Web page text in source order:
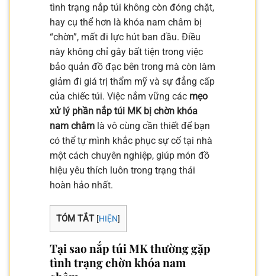
tình trạng nắp túi không còn đóng chặt,
hay cụ thể hơn là khóa nam châm bị
“chờn”, mất đi lực hút ban đầu. Điều
này không chỉ gây bất tiện trong việc
bảo quản đồ đạc bên trong mà còn làm
giảm đi giá trị thẩm mỹ và sự đẳng cấp
của chiếc túi. Việc nắm vững các mẹo
xử lý phần nắp túi MK bị chờn khóa
nam châm là vô cùng cần thiết để bạn
có thể tự mình khắc phục sự cố tại nhà
một cách chuyên nghiệp, giúp món đồ
hiệu yêu thích luôn trong trạng thái
hoàn hảo nhất.
TÓM TẮT [HIỆN]
Tại sao nắp túi MK thường gặp
tình trạng chờn khóa nam